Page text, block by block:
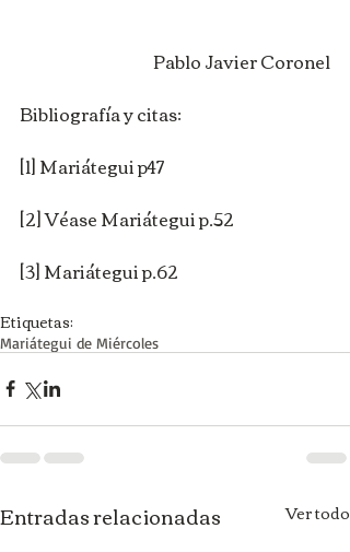
Pablo Javier Coronel
Bibliografía y citas:
[1] Mariátegui p47
[2] Véase Mariátegui p.52
[3] Mariátegui p.62
Etiquetas:
Mariátegui de Miércoles
Entradas relacionadas Ver todo